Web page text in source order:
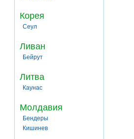
Корея
Сеул
Ливан
Бейрут
Литва
Каунас
Молдавия
Бендеры
Кишинев